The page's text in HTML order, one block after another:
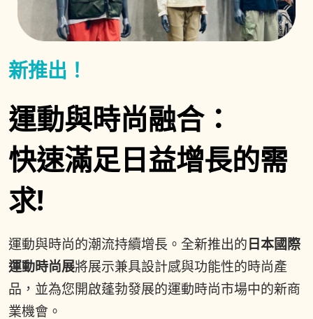
新推出！
運動與時尚融合：
快速滿足日益增長的需
求!
運動與時尚的潮流持續增長。全新推出的 日本國際
運動時尚展將展示兼具設計感與功能性的時尚產
品，並為您開啟蓬勃發展的運動時尚市場中的新商
業機會。